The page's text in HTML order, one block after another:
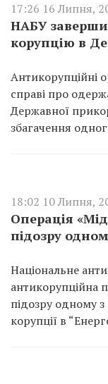
17:26 16 Липня,
НАБУ
корупцію в
Антикорупційні
справі про
Державної
збагачення
18:02 10 Липня,
Операція
підозру
Національне
антикорупційна
підозру одному з
корупції в